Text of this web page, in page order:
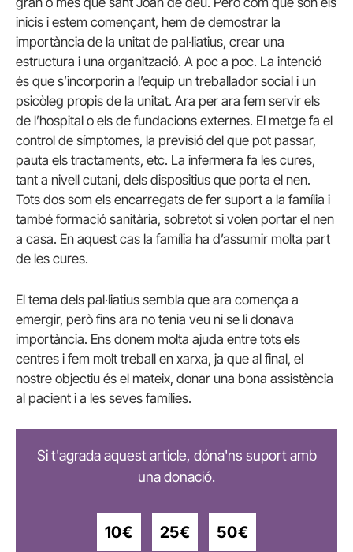
inicis i estem començant, hem de demostrar la
importància de la unitat de pal·liatius, crear una
estructura i una organització. A poc a poc. La intenció
és que s’incorporin a l’equip un treballador social i un
psicòleg propis de la unitat. Ara per ara fem servir els
de l’hospital o els de fundacions externes. El metge fa el
control de símptomes, la previsió del que pot passar,
pauta els tractaments, etc. La infermera fa les cures,
tant a nivell cutani, dels dispositius que porta el nen.
Tots dos som els encarregats de fer suport a la família i
també formació sanitària, sobretot si volen portar el nen
a casa. En aquest cas la família ha d’assumir molta part
de les cures.
El tema dels pal·liatius sembla que ara comença a
emergir, però fins ara no tenia veu ni se li donava
importància. Ens donem molta ajuda entre tots els
centres i fem molt treball en xarxa, ja que al final, el
nostre objectiu és el mateix, donar una bona assistència
al pacient i a les seves famílies.
Si t'agrada aquest article, dóna'ns suport amb
una donació.
10€ 25€ 50€